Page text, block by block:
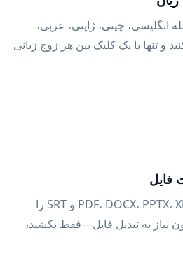
زبان از جمله انگلیسی، چینی، ژاپنی، عربی،
و تنها با یک کلیک بین هر زوج زبانی
فایل
فایل‌های PDF، DOCX، PPTX، XLSX، CSV، EPUB و SRT را
نیاز به تبدیل فایل—فقط بکشید،